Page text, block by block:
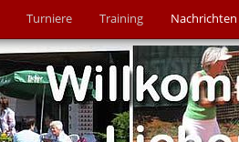
Turniere Training Nachrichten